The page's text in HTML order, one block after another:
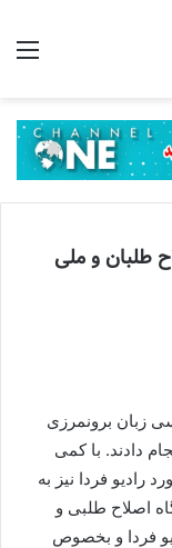
طلبان و ملی
زبان برونمرزی
دادند. با کمی
رادیو فردا نیز به
اصلاح طلبی و
فردا و بخصوص